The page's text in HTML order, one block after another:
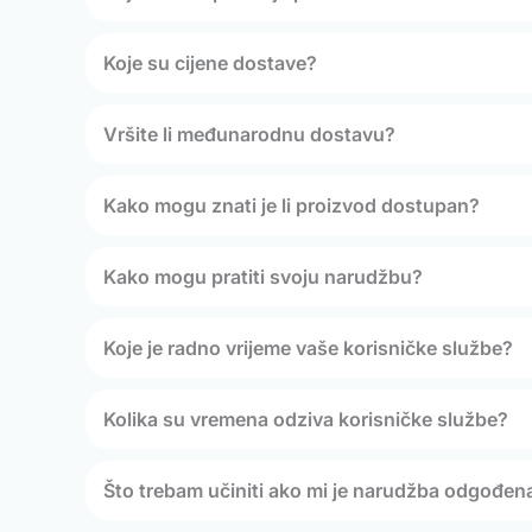
Koje su cijene dostave?
Vršite li međunarodnu dostavu?
Kako mogu znati je li proizvod dostupan?
Kako mogu pratiti svoju narudžbu?
Koje je radno vrijeme vaše korisničke službe?
Kolika su vremena odziva korisničke službe?
Što trebam učiniti ako mi je narudžba